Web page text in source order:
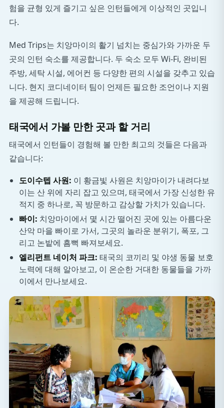
험을 균형 있게 즐기고 싶은 인턴들에게 이상적인 곳입니
다.
Med Trips는 치앙마이의 활기 넘치는 중심가와 가까운 두
곳의 인턴 숙소를 제공합니다. 두 숙소 모두 Wi-Fi, 완비된
주방, 세탁 시설, 에어컨 등 다양한 편의 시설을 갖추고 있습
니다. 현지 코디네이터 팀이 언제든 필요한 조언이나 지원
을 제공해 드립니다.
태국에서 가볼 만한 곳과 할 거리
태국에서 인턴들이 경험해 볼 만한 최고의 것들은 다음과
같습니다:
도이수텝 사원: 이 황금빛 사원은 치앙마이가 내려다보
이는 산 위에 자리 잡고 있으며, 태국에서 가장 신성한 유
적지 중 하나로, 꼭 방문하고 감상할 가치가 있습니다.
빠이: 치앙마이에서 몇 시간 떨어진 곳에 있는 아름다운
산악 마을 빠이로 가서, 그곳의 놀라운 분위기, 폭포, 그
리고 논밭에 흠뻑 빠져보세요.
엘리펀트 네이처 파크: 태국의 코끼리 및 야생 동물 보호
노력에 대해 알아보고, 이 온순한 거대한 동물들을 가까
이에서 만나보세요.